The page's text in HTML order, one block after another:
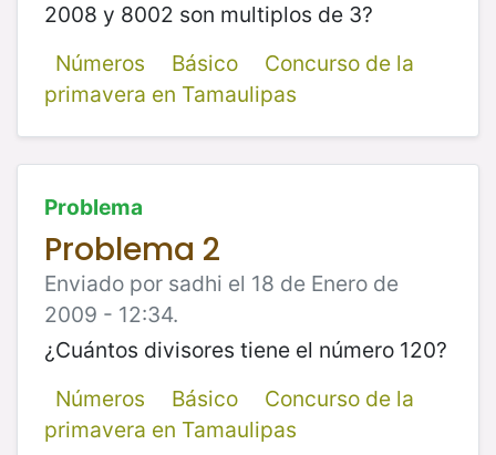
2008 y 8002 son multiplos de 3?
Números
Básico
Concurso de la
primavera en Tamaulipas
Problema
Problema 2
Enviado por sadhi el 18 de Enero de
2009 - 12:34.
¿Cuántos divisores tiene el número 120?
Números
Básico
Concurso de la
primavera en Tamaulipas